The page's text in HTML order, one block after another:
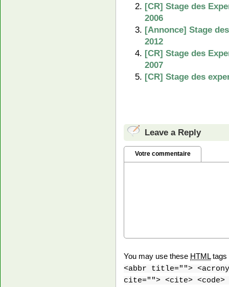
[CR] Stage des
2006
[Annonce] Stage
2012
[CR] Stage des
2007
[CR] Stage des
Leave a Reply
Votre commentaire
You may use these HTMLtags
<abbr title="">
cite=""> <cite> <code>